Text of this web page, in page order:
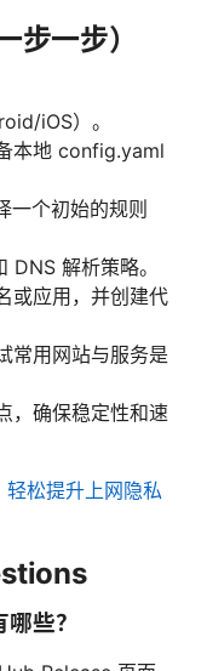
步一步）
iOS）。
本地 config.yaml
一个初始的规则
解析策略。
或应用，并创建代
常用网站与服务是
，确保稳定性和速
松提升上网隐私
些？